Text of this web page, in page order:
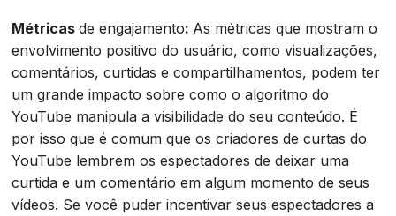
‍Métricasde engajamento: As métricas que mostram o
envolvimento positivo do usuário, como visualizações,
comentários, curtidas e compartilhamentos, podem ter
um grande impacto sobre como o algoritmo do
YouTube manipula a visibilidade do seu conteúdo. É
por isso que é comum que os criadores de curtas do
YouTube lembrem os espectadores de deixar uma
curtida e um comentário em algum momento de seus
vídeos. Se você puder incentivar seus espectadores a